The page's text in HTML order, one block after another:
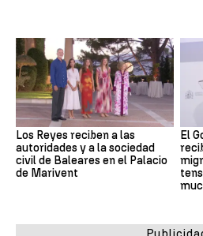
Los Reyes reciben a las
autoridades y a la sociedad
civil de Baleares en el Palacio
de Marivent
El